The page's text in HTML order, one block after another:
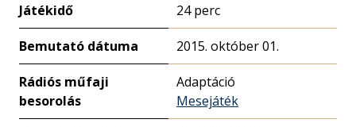
Játékidő 24 perc
Bemutató dátuma 2015. október 01.
Rádiós műfaji
besorolás
Adaptáció
Mesejáték